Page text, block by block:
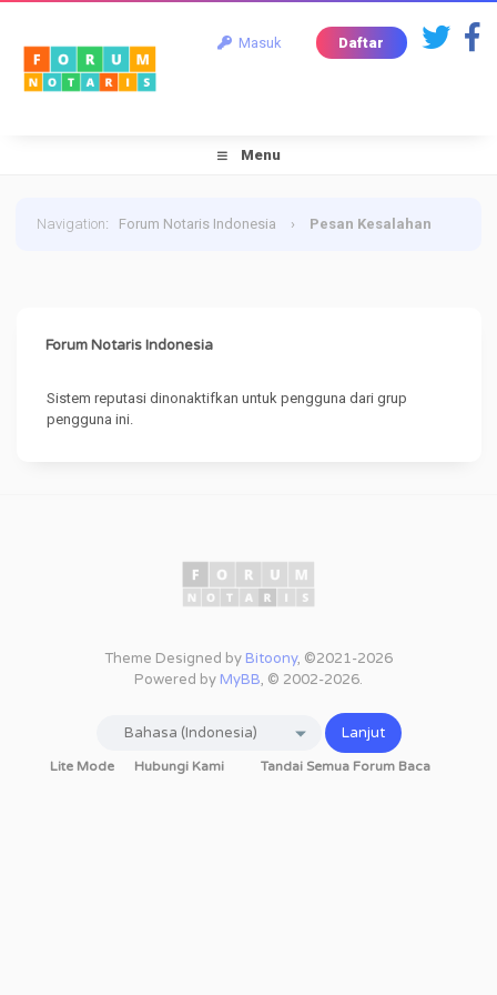
Masuk Daftar
Menu
Navigation: Forum Notaris Indonesia › Pesan Kesalahan
Forum Notaris Indonesia
Sistem reputasi dinonaktifkan untuk pengguna dari grup
pengguna ini.
Theme Designed by Bitoony, ©2021-2026
Powered by MyBB, © 2002-2026.
Lite Mode Hubungi Kami Tandai Semua Forum Baca